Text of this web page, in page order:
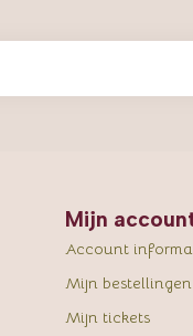
Mijn
Account
Mijn bestellingen
Mijn tickets